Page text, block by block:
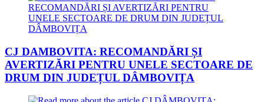
CJ DAMBOVITA: RECOMANDĂRI ȘI
AVERTIZĂRI PENTRU UNELE SECTOARE DE
DRUM DIN JUDEȚUL DÂMBOVIȚA